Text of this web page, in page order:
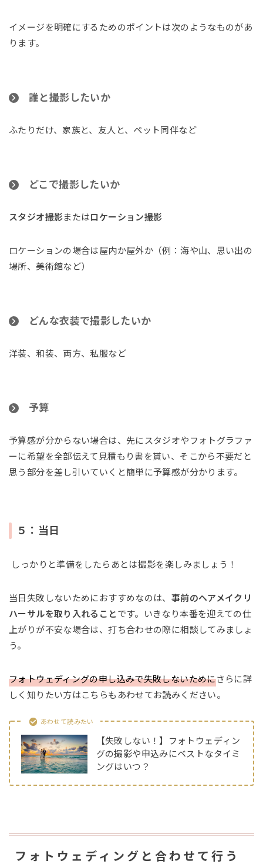
イメージを明確にするためのポイントは次のようなものがあ
ります。
誰と撮影したいか
ふたりだけ、家族と、友人と、ペット同伴など
どこで撮影したいか
スタジオ撮影またはロケーション撮影
ロケーションの場合は屋内か屋外か（例：海や山、思い出の
場所、美術館など）
どんな衣装で撮影したいか
洋装、和装、両方、私服など
予算
予算感が分からない場合は、先にスタジオやフォトグラファ
ーに希望を全部伝えて見積もり書を貰い、そこから不要だと
思う部分を差し引いていくと簡単に予算感が分かります。
５：当日
しっかりと準備をしたらあとは撮影を楽しみましょう！
当日失敗しないためにおすすめなのは、 事前のヘアメイクリ
ハーサルを取り入れること です。いきなり本番を迎えての仕
上がりが不安な場合は、打ち合わせの際に相談してみましょ
う。
フォトウェディングの申し込みで失敗しないためにさらに詳
しく知りたい方はこちらもあわせてお読みください。
あわせて読みたい
【失敗しない！】フォトウェディン
グの撮影や申込みにベストなタイミ
ングはいつ？
フォトウェディングと合わせて行う